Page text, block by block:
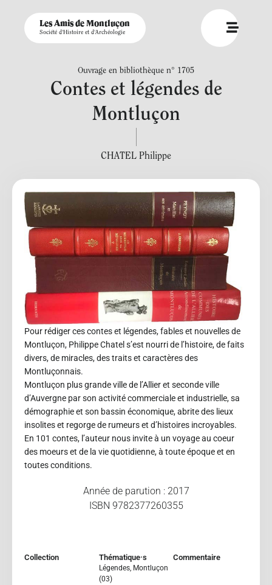
Les Amis de Montluçon
Société d'Histoire et d'Archéologie
Ouvrage en bibliothèque n° 1705
Contes et légendes de
Montluçon
CHATEL Philippe
Pour rédiger ces contes et légendes, fables et nouvelles de
Montluçon, Philippe Chatel s’est nourri de l’histoire, de faits
divers, de miracles, des traits et caractères des
Montluçonnais.
Montluçon plus grande ville de l’Allier et seconde ville
d’Auvergne par son activité commerciale et industrielle, sa
démographie et son bassin économique, abrite des lieux
insolites et regorge de rumeurs et d’histoires incroyables.
En 101 contes, l’auteur nous invite à un voyage au coeur
des moeurs et de la vie quotidienne, à toute époque et en
toutes conditions.
Année de parution : 2017
ISBN 9782377260355
Collection Thématique·s
Légendes, Montluçon
(03)
Commentaire